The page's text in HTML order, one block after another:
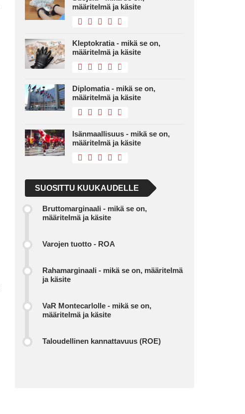
määritelmä ja käsite
Kleptokratia - mikä se on,
määritelmä ja käsite
Diplomatia - mikä se on,
määritelmä ja käsite
Isänmaallisuus - mikä se on,
määritelmä ja käsite
SUOSITTU KUUKAUDELLE
Bruttomarginaali - mikä se on,
määritelmä ja käsite
Varojen tuotto - ROA
Rahamarginaali - mikä se on, määritelmä
ja käsite
VaR Montecarlolle - mikä se on,
määritelmä ja käsite
Taloudellinen kannattavuus (ROE)